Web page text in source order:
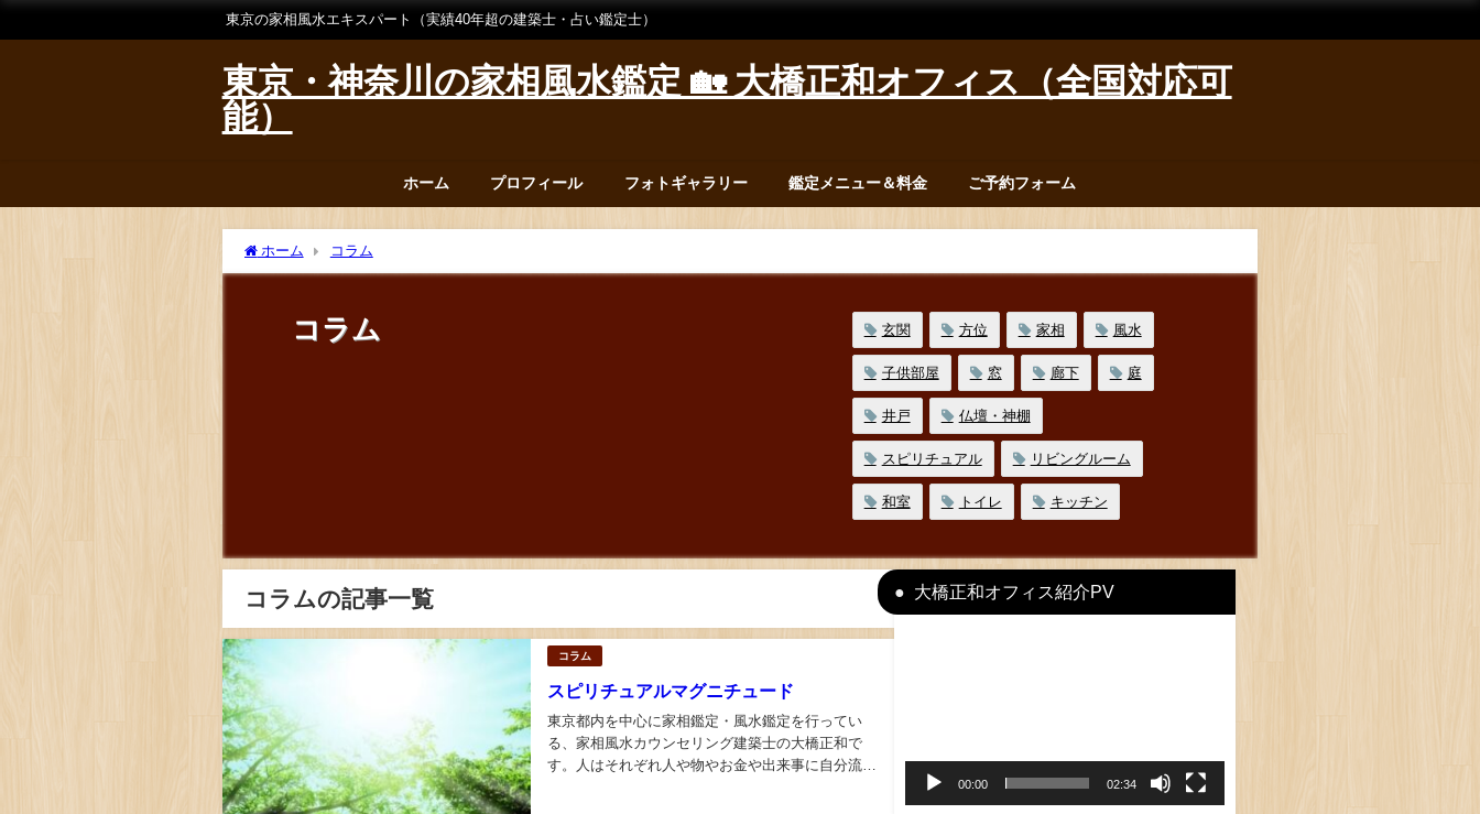
東京の家相風水エキスパート（実績40年超の建築士・占い鑑定士）
東京・神奈川の家相風水鑑定 🏡 大橋正和オフィス（全国対応可
能）
ホーム プロフィール フォトギャラリー 鑑定メニュー＆料金 ご予約フォーム
ホーム コラム
コラム 玄関 方位 家相 風水
子供部屋 窓 廊下 庭
井戸 仏壇・神棚
スピリチュアル リビングルーム
和室 トイレ キッチン
コラムの記事一覧
コラム
スピリチュアルマグニチュード
東京都内を中心に家相鑑定・風水鑑定を行ってい
る、家相風水カウンセリング建築士の大橋正和で
す。人はそれぞれ人や物やお金や出来事に自分流の
大橋正和オフィス紹介PV
ー
00:00 02:34